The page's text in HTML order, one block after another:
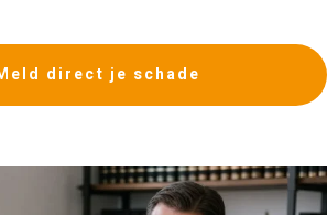
direct je schade